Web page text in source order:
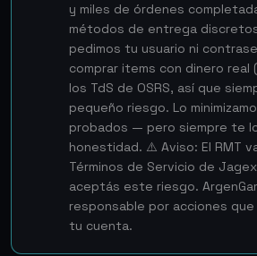
y miles de órdenes
métodos de entrega
pedimos tu usuario ni
comprar items con dinero real
los TdS de OSRS, así que
pequeño riesgo. Lo
probados — pero siempre te
honestidad. ⚠️ Aviso: El RMT
Términos de Servicio de
aceptás este riesgo.
responsable por acciones
tu cuenta.